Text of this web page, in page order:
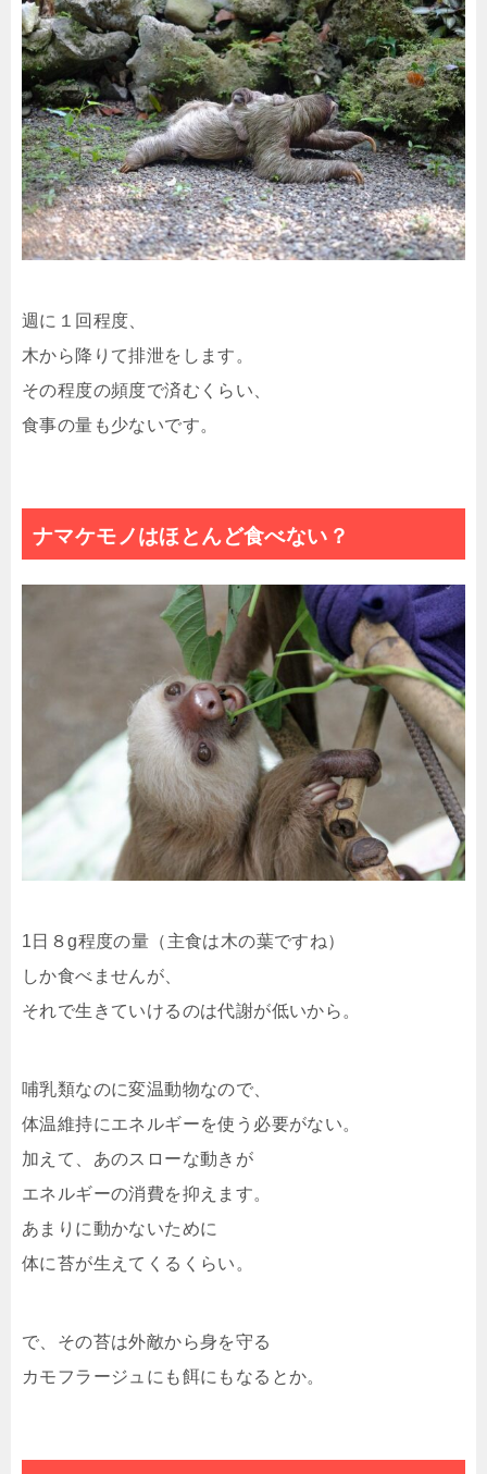
週に１回程度、
木から降りて排泄をします。
その程度の頻度で済むくらい、
食事の量も少ないです。
ナマケモノはほとんど食べない？
1日８g程度の量（主食は木の葉ですね）
しか食べませんが、
それで生きていけるのは代謝が低いから。
哺乳類なのに変温動物なので、
体温維持にエネルギーを使う必要がない。
加えて、あのスローな動きが
エネルギーの消費を抑えます。
あまりに動かないために
体に苔が生えてくるくらい。
で、その苔は外敵から身を守る
カモフラージュにも餌にもなるとか。